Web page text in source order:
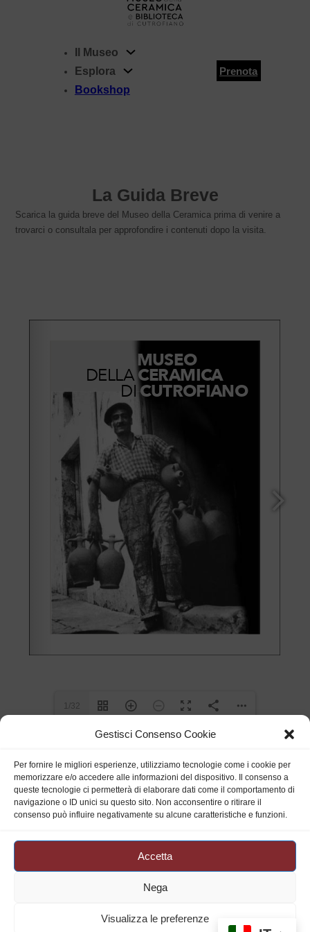
Gestisci Consenso Cookie
Per fornire le migliori esperienze, utilizziamo tecnologie come i cookie per
memorizzare e/o accedere alle informazioni del dispositivo. Il consenso a
queste tecnologie ci permetterà di elaborare dati come il comportamento di
navigazione o ID unici su questo sito. Non acconsentire o ritirare il
consenso può influire negativamente su alcune caratteristiche e funzioni.
Accetta
Nega
Visualizza le preferenze
Il Museo
Esplora
Bookshop
Prenota
La Guida Breve
Scarica la guida breve del Museo della Ceramica prima di venire a
trovarci o consultala per approfondire i contenuti dopo la visita.
1/32
e Biblioteca
Orari
Pomeriggio:
Sabato
Mattina: